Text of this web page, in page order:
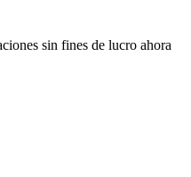
sin fines de lucro ahora